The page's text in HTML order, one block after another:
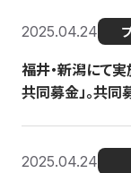
2025.04.24
福井・新潟にて実
共同募金」。共
2025.04.24